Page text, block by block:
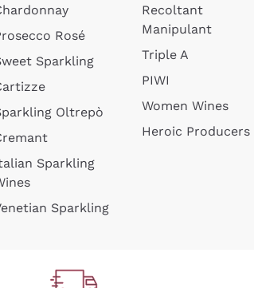
Rosé
Sparkling
Oltrepò
Sparkling
Sparkling
Recoltant
Manipulant
Triple A
PIWI
Women Wines
Heroic Producers